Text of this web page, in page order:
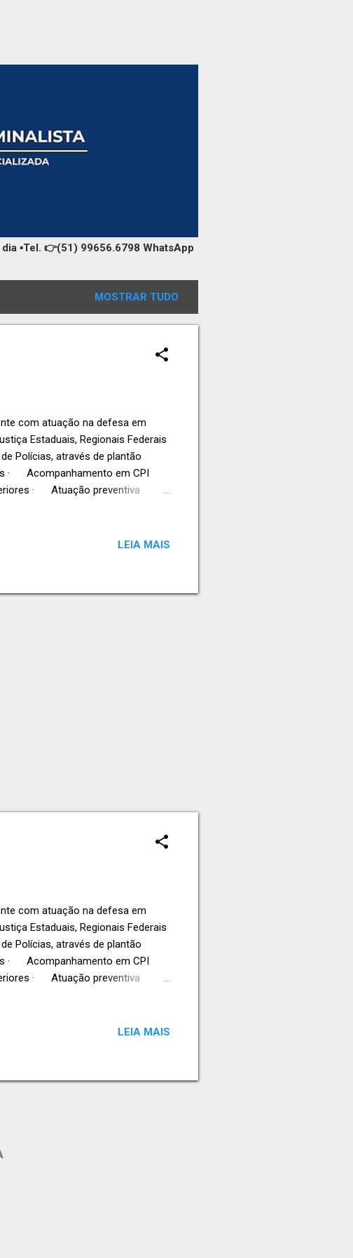
▪️Tel. 👉(51) 99656.6798 WhatsApp
MOSTRAR TUDO
com atuação na defesa em
Estaduais, Regionais Federais
Polícias, através de plantão
· Acompanhamento em CPI
· Atuação preventiva
LEIA MAIS
com atuação na defesa em
Estaduais, Regionais Federais
Polícias, através de plantão
· Acompanhamento em CPI
· Atuação preventiva
LEIA MAIS